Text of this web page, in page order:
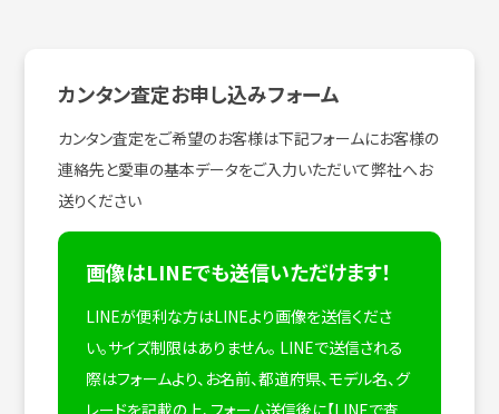
カンタン査定お申し込みフォーム
カンタン査定をご希望のお客様は下記フォームにお客様の
連絡先と愛車の基本データをご入力いただいて弊社へお
送りください
画像はLINEでも送信いただけます！
LINEが便利な方はLINEより画像を送信くださ
い。サイズ制限はありません。 LINEで送信される
際はフォームより、お名前、都道府県、モデル名、グ